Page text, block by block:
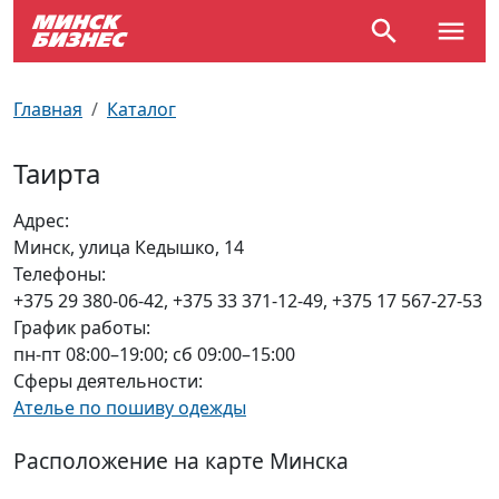
Главная Каталог
Таирта
Адрес:
Минск, улица Кедышко, 14
Телефоны:
+375 29 380-06-42, +375 33 371-12-49, +375 17 567-27-53
График работы:
пн-пт 08:00–19:00; сб 09:00–15:00
Сферы деятельности:
Ателье по пошиву одежды
Расположение на карте Минска
Улицы Минска
Производственный календарь
Документы для ЗАГСа
Пробки на дорогах
Самолеты